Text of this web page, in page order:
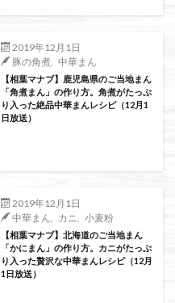
2019年12月1日
豚の角煮
中華まん
【相葉マナブ】鹿児島県のご当地まん
「角煮まん」の作り方。角煮がたっぷ
り入った絶品中華まんレシピ（12月1
日放送）
2019年12月1日
中華まん
カニ 小麦粉
【相葉マナブ】北海道のご当地まん
「かにまん」の作り方。カニがたっぷ
り入った贅沢な中華まんレシピ（12月
1日放送）